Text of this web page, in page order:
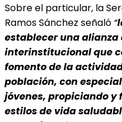
Sobre el particular, la
Ramos Sánchez señaló “
establecer una
interinstitucional que
fomento de la
población, con
jóvenes, propiciando y
estilos de vida